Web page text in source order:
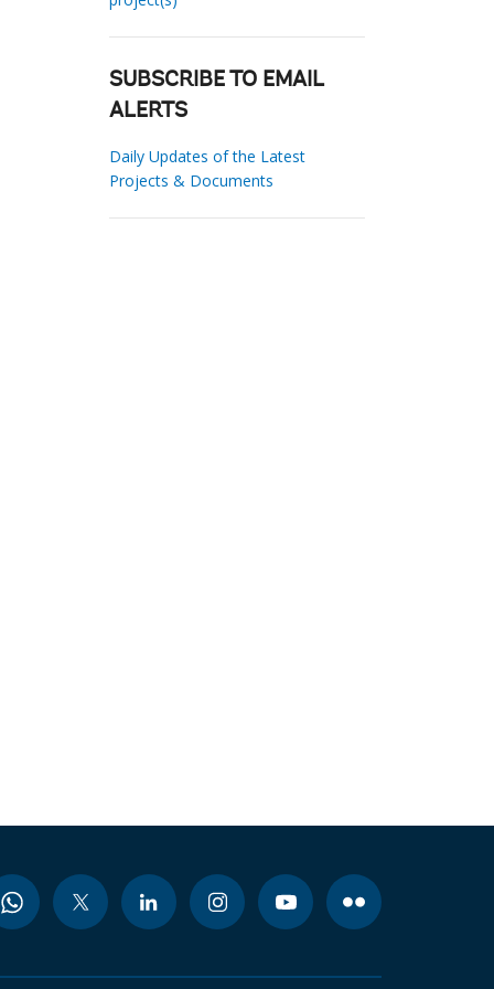
SUBSCRIBE TO EMAIL
ALERTS
Daily Updates of the Latest
Projects & Documents